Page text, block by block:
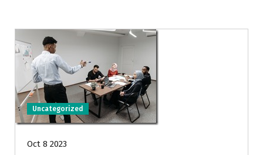
Uncategorized
Oct 8 2023